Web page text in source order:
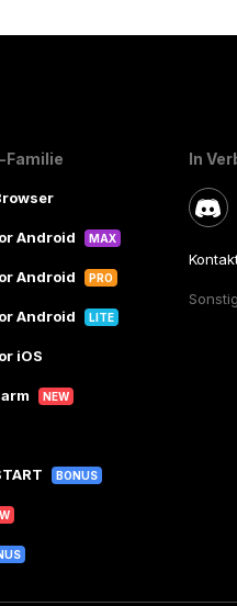
Familie
Android MAX
Android PRO
Android LITE
iOS
NEW
BONUS
In